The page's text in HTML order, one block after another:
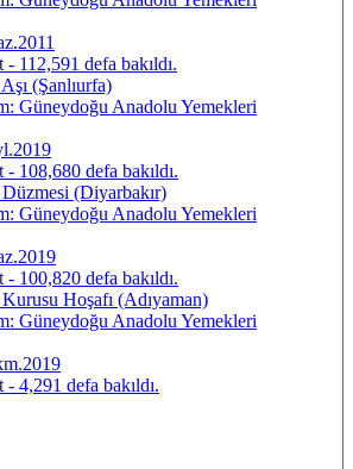
- 112,591 defa bakıldı.
(Şanlıurfa)
Güneydoğu Anadolu Yemekleri
- 108,680 defa bakıldı.
(Diyarbakır)
Güneydoğu Anadolu Yemekleri
- 100,820 defa bakıldı.
Hoşafı (Adıyaman)
Güneydoğu Anadolu Yemekleri
- 4,291 defa bakıldı.